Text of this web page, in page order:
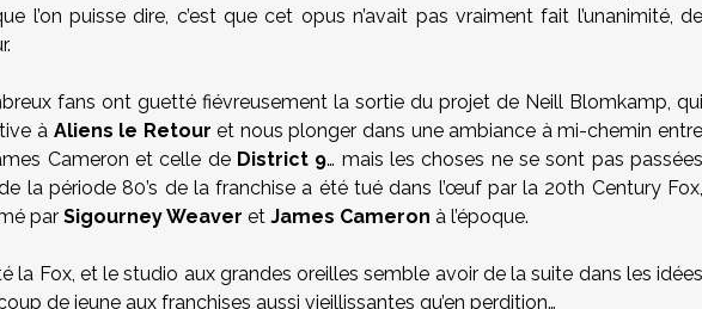
l’on puisse dire, c’est que cet opus n’avait pas vraiment fait l’unanimité, de
fans ont guetté fiévreusement la sortie du projet de Neill Blomkamp, qui
à Aliens le Retouret nous plonger dans une ambiance à mi-chemin
Cameron et celle de District 9… mais les choses ne se sont pas
la période 80’s de la franchise a été tué dans l’œuf par la 20th Century Fox,
par Sigourney Weaver et James Cameron à l’époque.
la Fox, et le studio aux grandes oreilles semble avoir de la suite dans les idées
de jeune aux franchises aussi vieillissantes qu’en perdition…